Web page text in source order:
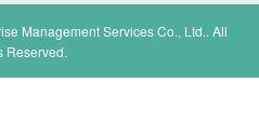
Management Services Co., Ltd.. All
Reserved.